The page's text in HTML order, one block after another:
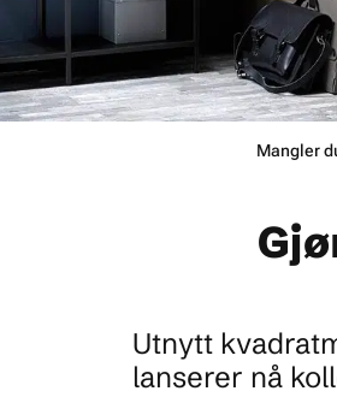
Mangler
Utnytt
lanserer nå